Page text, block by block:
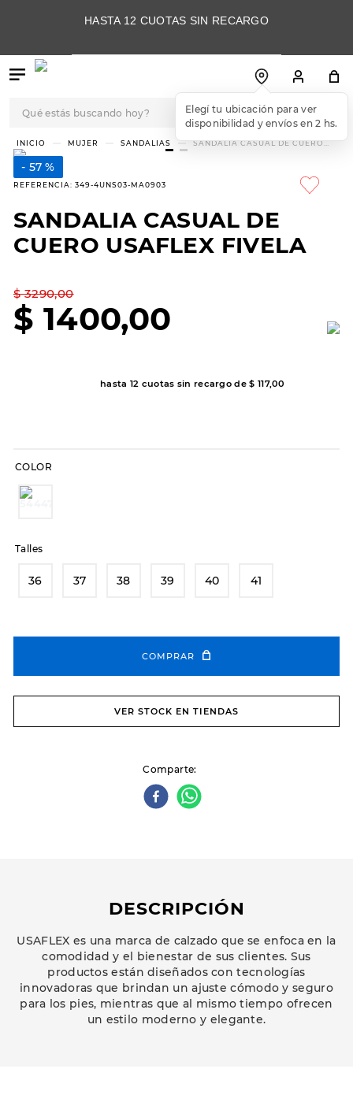
HASTA 12 CUOTAS SIN RECARGO
MUJER SANDALIAS
SANDALIA CASUAL DE CUERO
57 %
REFERENCIA: 349-4UNS03-MA0903
SANDALIA CASUAL DE
CUERO USAFLEX FIVELA
$ 3290,00
$ 1400,00
hasta 12 cuotas sin recargo de$ 117,00
COLOR
Talles
36 37 38 39 40 41
COMPRAR
VER STOCK EN TIENDAS
Comparte
DESCRIPCIÓN
USAFLEX es una marca de calzado que se enfoca en la
comodidad y el bienestar de sus clientes. Sus
productos están diseñados con tecnologías
innovadoras que brindan un ajuste cómodo y seguro
para los pies, mientras que al mismo tiempo ofrecen
un estilo moderno y elegante.
TÉRMINOS MÁS
BUSCADOS
3.
skechers slip-ins